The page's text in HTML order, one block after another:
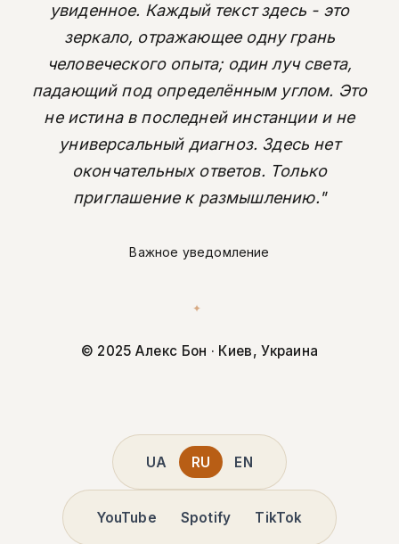
увиденное. Каждый текст здесь - это
зеркало, отражающее одну грань
человеческого опыта; один луч света,
падающий под определённым углом. Это
не истина в последней инстанции и не
универсальный диагноз. Здесь нет
окончательных ответов. Только
приглашение к размышлению."
Важное уведомление
✦
© 2025 Алекс Бон · Киев, Украина
UA RU EN
YouTube Spotify TikTok